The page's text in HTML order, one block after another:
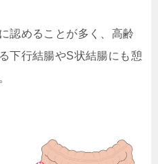
認めることが多く、高齢
下行結腸やS状結腸にも憩